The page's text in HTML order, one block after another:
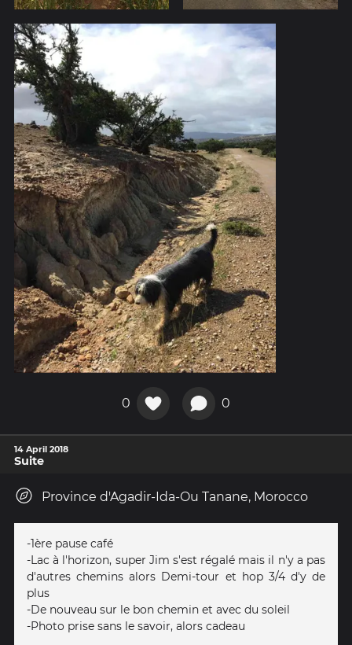
0 0
14 April 2018
Suite
Province d'Agadir-Ida-Ou Tanane, Morocco
-1ère pause café
-Lac à l'horizon, super Jim s'est régalé mais il n'y a pas
d'autres chemins alors Demi-tour et hop 3/4 d'y de
plus
-De nouveau sur le bon chemin et avec du soleil
-Photo prise sans le savoir, alors cadeau